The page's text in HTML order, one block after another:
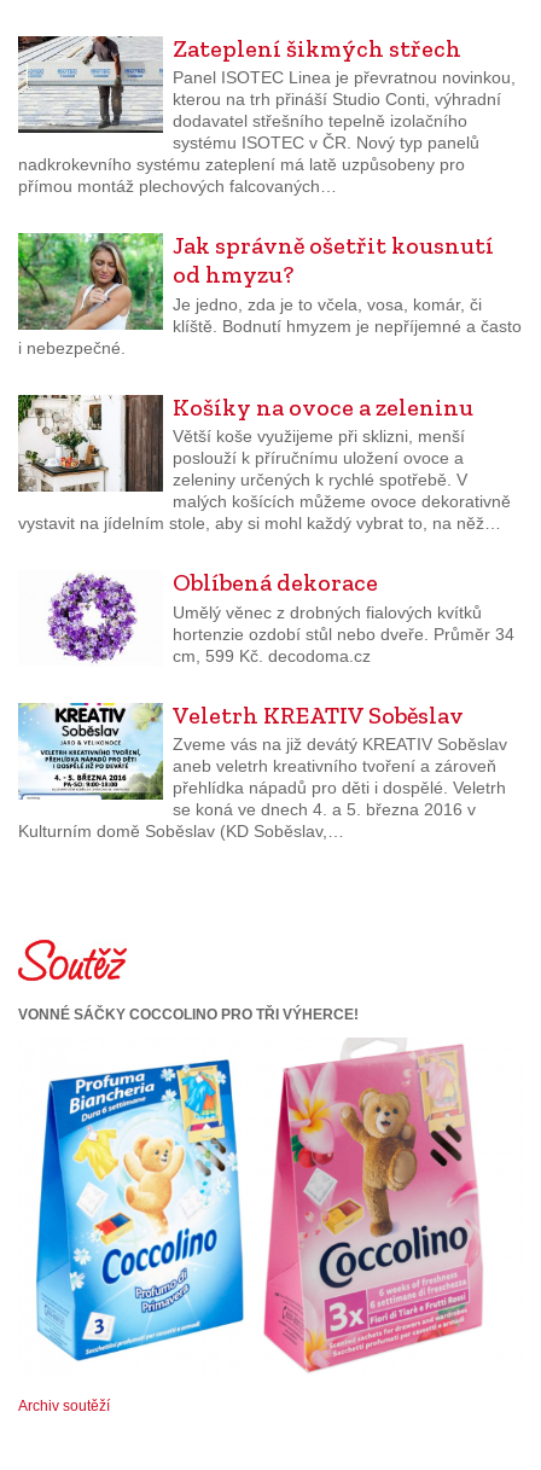
Zateplení šikmých střech
Panel ISOTEC Linea je převratnou novinkou,
kterou na trh přináší Studio Conti, výhradní
dodavatel střešního tepelně izolačního
systému ISOTEC v ČR. Nový typ panelů
nadkrokevního systému zateplení má latě uzpůsobeny pro
přímou montáž plechových falcovaných…
Jak správně ošetřit kousnutí
od hmyzu?
Je jedno, zda je to včela, vosa, komár, či
klíště. Bodnutí hmyzem je nepříjemné a často
i nebezpečné.
Košíky na ovoce a zeleninu
Větší koše využijeme při sklizni, menší
poslouží k příručnímu uložení ovoce a
zeleniny určených k rychlé spotřebě. V
malých košících můžeme ovoce dekorativně
vystavit na jídelním stole, aby si mohl každý vybrat to, na něž…
Oblíbená dekorace
Umělý věnec z drobných fialových kvítků
hortenzie ozdobí stůl nebo dveře. Průměr 34
cm, 599 Kč. decodoma.cz
Veletrh KREATIV Soběslav
Zveme vás na již devátý KREATIV Soběslav
aneb veletrh kreativního tvoření a zároveň
přehlídka nápadů pro děti i dospělé. Veletrh
se koná ve dnech 4. a 5. března 2016 v
Kulturním domě Soběslav (KD Soběslav,…
VONNÉ SÁČKY COCCOLINO PRO TŘI VÝHERCE!
Archiv soutěží